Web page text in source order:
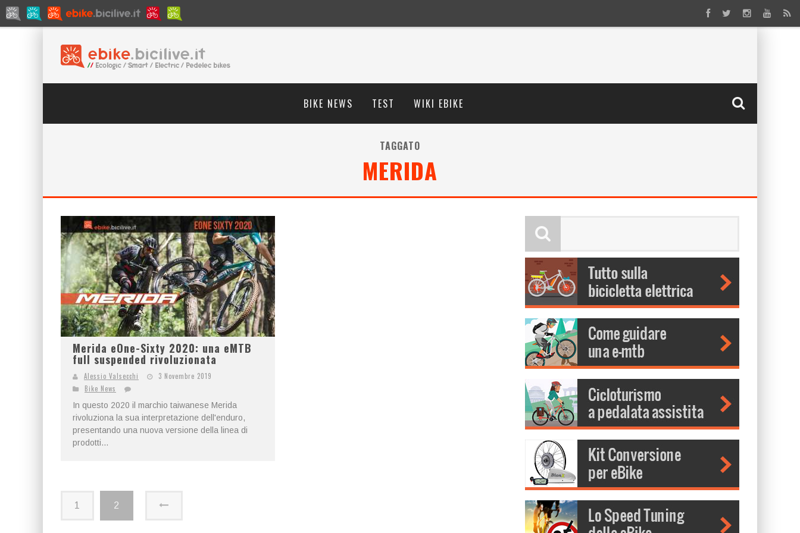
BIKE NEWS TEST WIKI EBIKE
TAGGATO
MERIDA
Merida eOne-Sixty 2020: una eMTB
full suspended rivoluzionata
Alessio Valsecchi
3 Novembre 2019
Bike News
In questo 2020 il marchio taiwanese Merida
rivoluziona la sua interpretazione dell'enduro,
presentando una nuova versione della linea di
prodotti...
1 2